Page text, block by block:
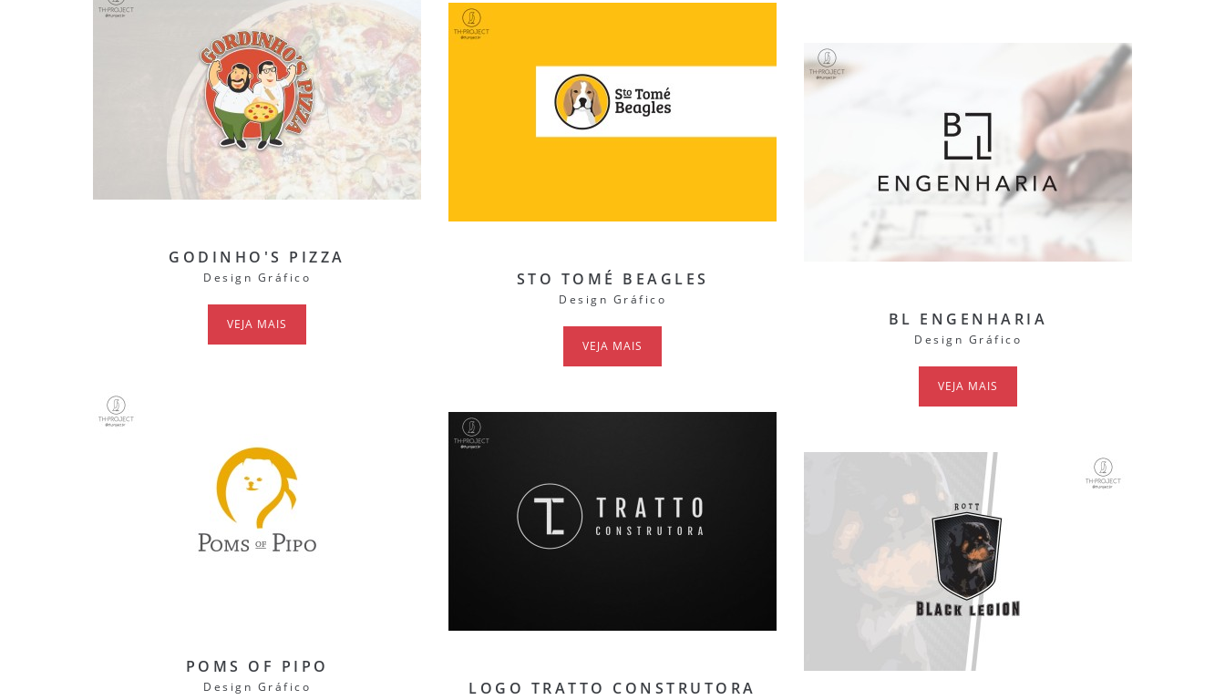
GODINHO'S PIZZA
Design Gráfico
VEJA MAIS
STO TOMÉ BEAGLES
Design Gráfico
VEJA MAIS
BL ENGENHARIA
Design Gráfico
VEJA MAIS
POMS OF PIPO
Design Gráfico LOGO TRATTO CONSTRUTORA